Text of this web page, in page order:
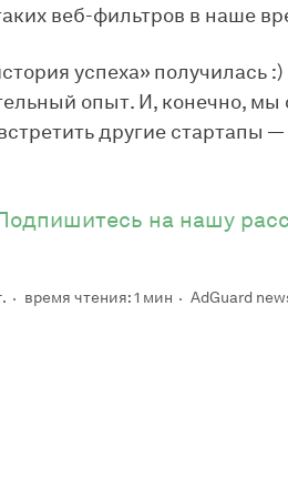
веб-фильтров в наше
успеха» получилась
опыт. И, конечно,
другие стартапы
на нашу
время чтения: 1 мин AdGuard